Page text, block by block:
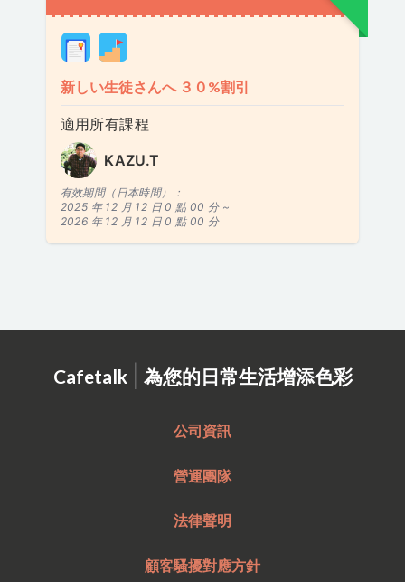
新しい生徒さんへ ３０%割引
適用所有課程
KAZU.T
有效期間（日本時間）：
2025 年 12 月 12 日 0 點 00 分 ~
2026 年 12 月 12 日 0 點 00 分
Cafetalk | 為您的日常生活增添色彩
公司資訊
營運團隊
法律聲明
顧客騷擾對應方針